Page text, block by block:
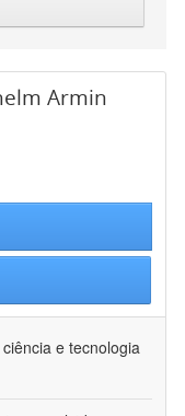
Armin
e tecnologia